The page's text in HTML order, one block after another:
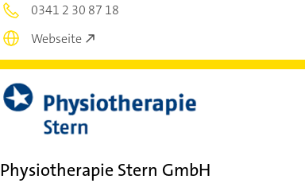
0341 2 30 87 18
Webseite
Physiotherapie Stern GmbH